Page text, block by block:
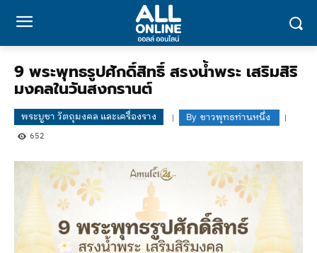
9 พระพุทธรูปศักดิ์สิทธิ์ สรงน้ำพระ เสริมสิริ
มงคลในวันสงกรานต์
พระบูชา วัตถุมงคล และเครื่องราง By ชาวพุทธท่านหนึ่ง
652